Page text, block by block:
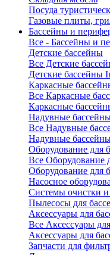
Посуда
Газовые плиты,
Бассейны и
Все - Бассейны и
Детские бассейны
Все Детские
Детские бассейны
Каркасные
Все Каркасные
Каркасные
Надувные
Все Надувные
Надувные
Оборудование для
Все Оборудование
Оборудование для
Насосное
Системы очистки
Пылесосы для
Аксессуары для
Все Аксессуары
Аксессуары для
Запчасти для